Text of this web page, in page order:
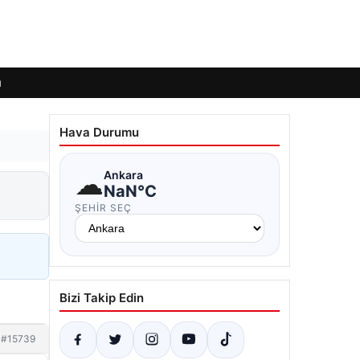
#15739
Hava Durumu
☁Ankara
NaN°C
ŞEHIR SEÇ
Bizi Takip Edin